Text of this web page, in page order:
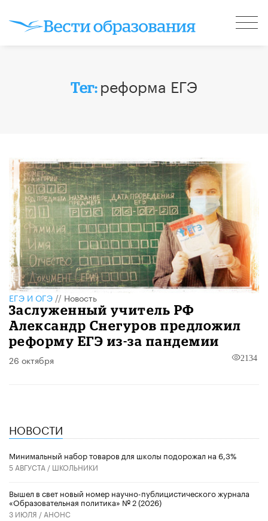
Тег: реформа ЕГЭ
ЕГЭ И ОГЭ // Новость
Заслуженный учитель РФ
Александр Снегуров предложил
реформу ЕГЭ из-за пандемии
26 октября 2134
НОВОСТИ
Минимальный набор товаров для школы подорожал на 6,3%
5 АВГУСТА / ШКОЛЬНИКИ
Вышел в свет новый номер научно-публицистического журнала
«Образовательная политика» № 2 (2026)
3 ИЮЛЯ / АНОНС